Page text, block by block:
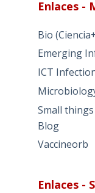
Enlaces -
Bio
Emerging
ICT
Small
Blog
Vaccineorb
Enlaces -